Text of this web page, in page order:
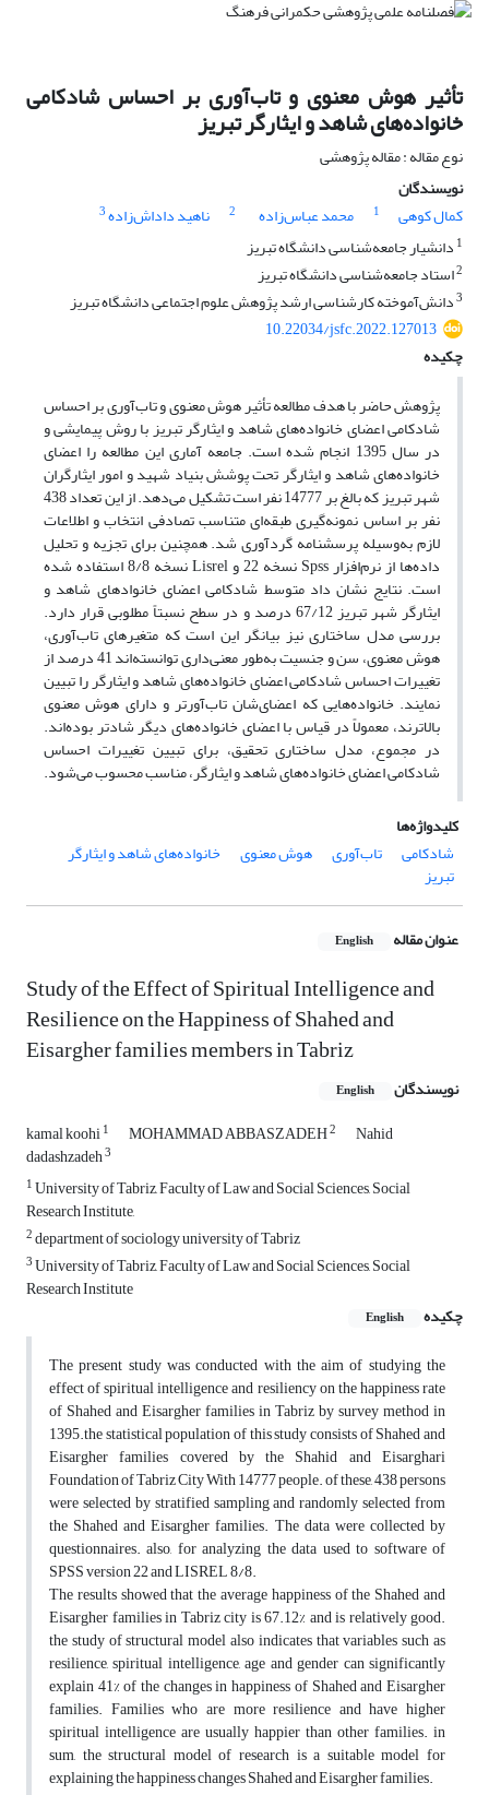
تأثیر هوش معنوی و تاب‌آوری بر احساس شادکامی
خانواده‌‌های شاهد و ایثارگر تبریز
نوع مقاله : مقاله پژوهشی
نویسندگان
کمال کوهی
1 محمد عباس‌زاده 2 ناهید داداش‌زاده3
1 دانشیار جامعه‌شناسی دانشگاه تبریز
2استاد جامعه‌شناسی دانشگاه تبریز
3دانش‌آموخته کارشناسی ارشد پژوهش علوم اجتماعی دانشگاه تبریز
10.22034/jsfc.2022.127013
چکیده
پژوهش حاضر با هدف مطالعه تأثیر هوش معنوی و تاب‌آوری بر احساس
شادکامی اعضای خانواده‌‌های شاهد و ایثارگر تبریز با روش پیمایشی و
در سال 1395 انجام شده است. جامعه آماری این مطالعه را اعضای
خانواده‌‌های شاهد و ایثارگر تحت پوشش بنیاد شهید و امور ایثارگران
شهر تبریز که بالغ بر 14777 نفر است تشکیل می‌دهد. از این تعداد 438
نفر بر اساس نمونه‌گیری طبقه‌ای متناسب تصادفی انتخاب و اطلاعات
لازم به‌وسیله پرسشنامه گردآوری شد. همچنین برای تجزیه و تحلیل
داده‌‌ها از نرم‌افزار Spss نسخه 22 و Lisrel نسخه 8/8 استفاده شده
است. نتایج نشان داد متوسط شادکامی اعضای خانواد‌های شاهد و
ایثارگر شهر تبریز 67/12 درصد و در سطح نسبتاً مطلوبی قرار دارد.
بررسی مدل ساختاری نیز بیانگر این است که متغیر‌های تاب‌آوری،
هوش معنوی، سن و جنسیت به‌طور معنی‌داری توانسته‌اند 41 درصد از
تغییرات احساس شادکامی اعضای خانواده‌‌های شاهد و ایثارگر را تبیین
نمایند. خانواده‌هایی که اعضای‌شان تاب‌آورتر و دارای هوش معنوی
بالاترند، معمولاً در قیاس با اعضای خانواده‌‌های دیگر شادتر بوده‌اند.
در مجموع، مدل ساختاری تحقیق، برای تبیین تغییرات احساس
شادکامی اعضای خانواده‌‌های شاهد و ایثارگر، مناسب محسوب می‌شود.
کلیدواژه‌ها
شادکامی
تاب‌آوری هوش معنوی خانواده‌‌های شاهد و ایثارگر
تبریز
عنوان مقاله English
Study of the Effect of Spiritual Intelligence and
Resilience on the Happiness of Shahed and
Eisargher families members in Tabriz
نویسندگان English
kamal koohi1 MOHAMMAD ABBASZADEH2 Nahid
dadashzadeh3
1University of Tabriz, Faculty of Law and Social Sciences, Social
Research Institute,
2department of sociology university of Tabriz
3University of Tabriz, Faculty of Law and Social Sciences, Social
Research Institute
چکیده
English
The present study was conducted with the aim of studying the
effect of spiritual intelligence and resiliency on the happiness rate
of Shahed and Eisargher families in Tabriz by survey method in
1395.the statistical population of this study consists of Shahed and
Eisargher families covered by the Shahid and Eisarghari
Foundation of Tabriz City With 14777 people. of these, 438 persons
were selected by stratified sampling and randomly selected from
the Shahed and Eisargher families. The data were collected by
questionnaires. also, for analyzing the data used to software of
SPSS version 22 and LISREL 8/8.
The results showed that the average happiness of the Shahed and
Eisargher families in Tabriz city is 67.12% and is relatively good.
the study of structural model also indicates that variables such as
resilience, spiritual intelligence, age and gender can significantly
explain 41% of the changes in happiness of Shahed and Eisargher
families. Families who are more resilience and have higher
spiritual intelligence are usually happier than other families. in
sum, the structural model of research is a suitable model for
explaining the happiness changes Shahed and Eisargher families.